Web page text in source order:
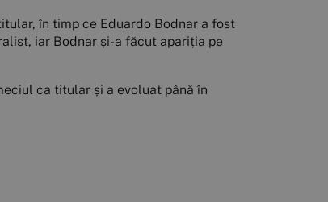
în timp ce Eduardo Bodnar a fost
iar Bodnar și-a făcut apariția pe
ca titular și a evoluat până în